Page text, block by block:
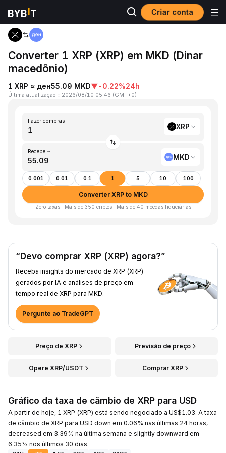
Criar conta
Página inicial
Converter 1 XRP (XRP) em MKD (Dinar
macedônio)
1 XRP ≈ ден55.09 MKD▼-0.22%24h
Última atualização ： 2026/08/10 05:46 (GMT+0)
Fazer compras
XRP
Recebe ~
MKD
0.001 0.01 0.1 1 5 10 100
Converter XRP to MKD
Zero taxas · Mais de 350 criptos · Mais de 40 moedas fiduciárias
“Devo comprar XRP (XRP) agora?”
Receba insights do mercado de XRP (XRP)
gerados por IA e análises de preço em
tempo real de XRP para MKD.
Pergunte ao TradeGPT
Preço de XRP Previsão de preço
Opere XRP/USDT Comprar XRP
Gráfico da taxa de câmbio de XRP para USD
A partir de hoje, 1 XRP (XRP) está sendo negociado a US$1.03. A taxa
de câmbio de XRP para USD down em 0.06% nas últimas 24 horas,
decreased em 3.39% na última semana e slightly downward em
6.35% nos últimos 30 dias.